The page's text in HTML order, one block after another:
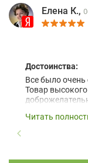
Елена К.,
Достоинства:
Все было
Товар
Читать